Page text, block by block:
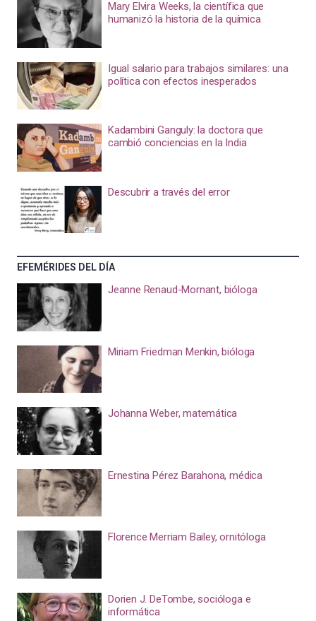
Mary Elvira Weeks, la científica que
humanizó la historia de la química
Igual salario para trabajos similares: una
política con efectos inesperados
Kadambini Ganguly: la doctora que
cambió conciencias en la India
Descubrir a través del error
EFEMÉRIDES DEL DÍA
Jeanne Renaud-Mornant, bióloga
Miriam Friedman Menkin, bióloga
Johanna Weber, matemática
Ernestina Pérez Barahona, médica
Florence Merriam Bailey, ornitóloga
Dorien J. DeTombe, socióloga e
informática